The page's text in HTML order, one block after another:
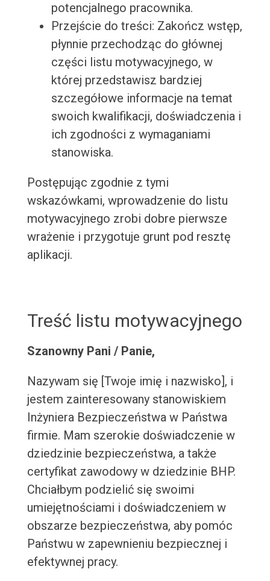
potencjalnego pracownika.
Przejście do treści: Zakończ wstęp,
płynnie przechodząc do głównej
części listu motywacyjnego, w
której przedstawisz bardziej
szczegółowe informacje na temat
swoich kwalifikacji, doświadczenia i
ich zgodności z wymaganiami
stanowiska.
Postępując zgodnie z tymi
wskazówkami, wprowadzenie do listu
motywacyjnego zrobi dobre pierwsze
wrażenie i przygotuje grunt pod resztę
aplikacji.
Treść listu motywacyjnego
Szanowny Pani / Panie,
Nazywam się [Twoje imię i nazwisko], i
jestem zainteresowany stanowiskiem
Inżyniera Bezpieczeństwa w Państwa
firmie. Mam szerokie doświadczenie w
dziedzinie bezpieczeństwa, a także
certyfikat zawodowy w dziedzinie BHP.
Chciałbym podzielić się swoimi
umiejętnościami i doświadczeniem w
obszarze bezpieczeństwa, aby pomóc
Państwu w zapewnieniu bezpiecznej i
efektywnej pracy.